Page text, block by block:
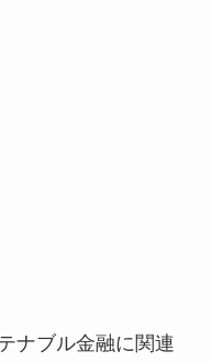
ナブル金融に関連